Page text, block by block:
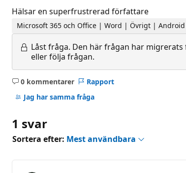
Hälsar en superfrustrerad författare
Microsoft 365 och Office | Word | Övrigt | Android
Låst fråga. Den här frågan har
eller följa frågan.
0 kommentarer
Inga
kommentarer
Rapport
Jag har samma fråga
1 svar
Sortera efter: Mest användbara